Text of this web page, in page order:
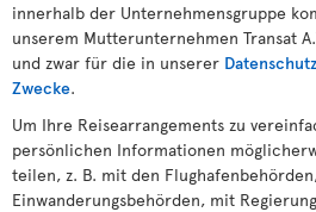
innerhalb der Unternehmensgruppe
unserem Mutterunternehmen Transat
und zwar für die in unserer
Zwecke.
Um Ihre Reisearrangements zu
persönlichen Informationen
teilen, z. B. mit den
Einwanderungsbehörden, mit